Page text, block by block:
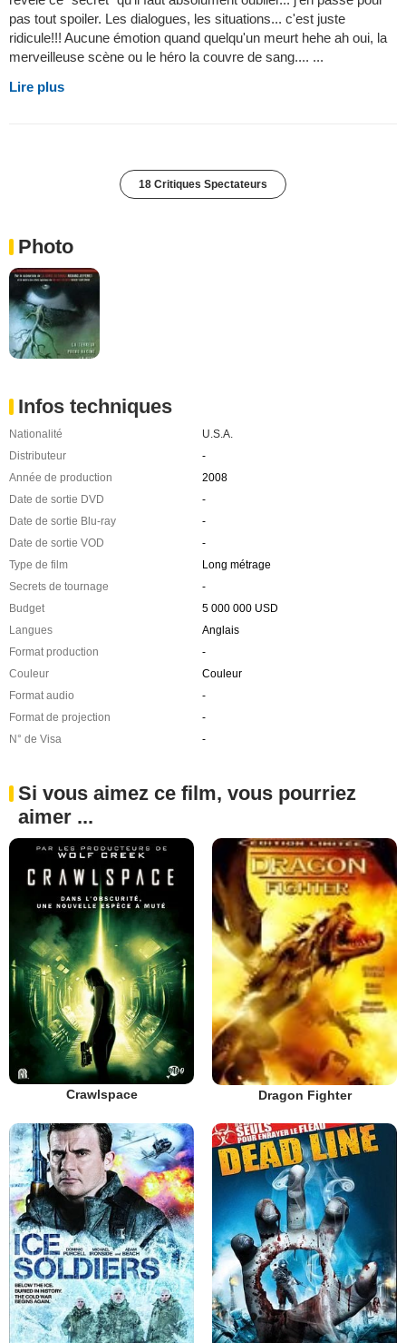
pas tout spoiler. Les dialogues, les situations... c'est juste
ridicule!!! Aucune émotion quand quelqu'un meurt hehe ah oui, la
merveilleuse scène ou le héro la couvre de sang.... ...
Lire plus
18 Critiques Spectateurs
Photo
Infos techniques
Nationalité
U.S.A.
Distributeur
-
Année de production
2008
Date de sortie DVD
-
Date de sortie Blu-ray
-
Date de sortie VOD
-
Type de film
Long métrage
Secrets de tournage
-
Budget
5 000 000 USD
Langues
Anglais
Format production
-
Couleur
Couleur
Format audio
-
Format de projection
-
N° de Visa
-
Si vous aimez ce film, vous pourriez
aimer ...
Crawlspace Dragon Fighter